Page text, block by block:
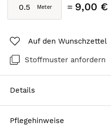
9,00 €
Auf den Wunschzettel
Stoffmuster anfordern
Details
Pflegehinweise